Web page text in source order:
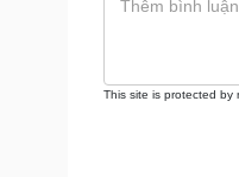
This site is protected by